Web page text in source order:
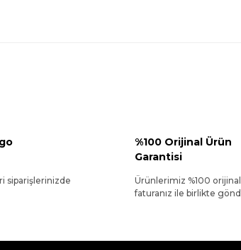
siparişlerinizde
%100 Orijinal Ürün
Garantisi
Ürünlerimiz %100
faturanız ile birlikte